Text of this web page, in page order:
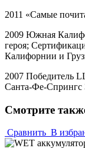
2011 «Самые
2009 Южная
героя;
Калифорнии и
2007 Победитель
Санта-Фе-Спрингс
Смотрите
Сравнить В